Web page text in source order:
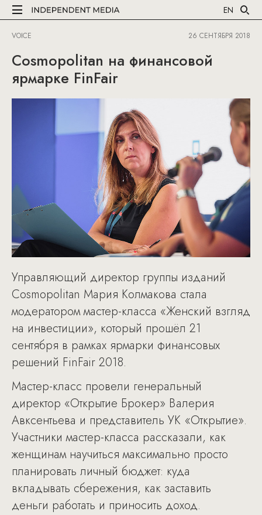
EN
VOICE 26 СЕНТЯБРЯ 2018
Cosmopolitan на финансовой
ярмарке FinFair
Управляющий директор группы изданий
Cosmopolitan Мария Колмакова стала
модератором мастер-класса «Женский взгляд
на инвестиции», который прошёл 21
сентября в рамках ярмарки финансовых
решений FinFair 2018.
Мастер-класс провели генеральный
директор «Открытие Брокер» Валерия
Авксентьева и представитель УК «Открытие».
Участники мастер-класса рассказали, как
женщинам научиться максимально просто
планировать личный бюджет: куда
вкладывать сбережения, как заставить
деньги работать и приносить доход.